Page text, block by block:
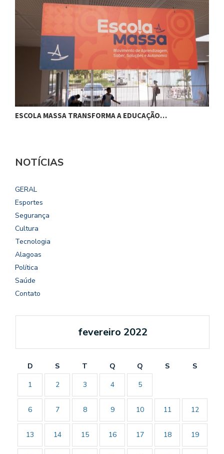
ESCOLA MASSA TRANSFORMA A EDUCAÇÃO…
NOTÍCIAS
GERAL
Esportes
Segurança
Cultura
Tecnologia
Alagoas
Política
Saúde
Contato
fevereiro 2022
D S T Q Q S
S
1
2 3 4 5
6 7 8 9 10 11 12
13 14 15 16 17 18 19